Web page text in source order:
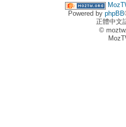
Powered by phpBB
正體中文
©